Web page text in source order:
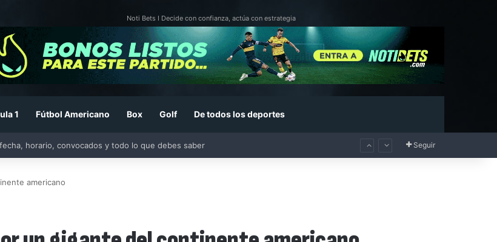
Noti Bets I Decide con confianza, actúa con estrategia
1 Fútbol Americano Box Golf De todos los deportes
a cuartos del Campeonato Sub-20 de Concacaf Seguir
americano